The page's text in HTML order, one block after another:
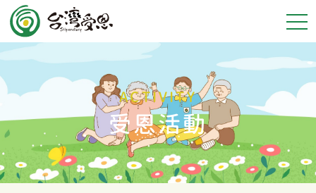
ACTIVITY
受恩活動